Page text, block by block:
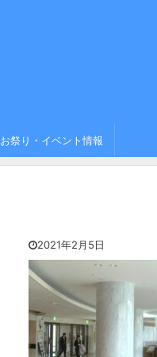
お祭り・イベント情報
2021年2月5日